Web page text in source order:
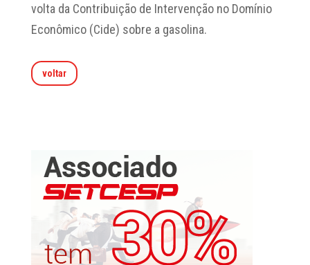
volta da Contribuição de Intervenção no Domínio
Econômico (Cide) sobre a gasolina.
voltar